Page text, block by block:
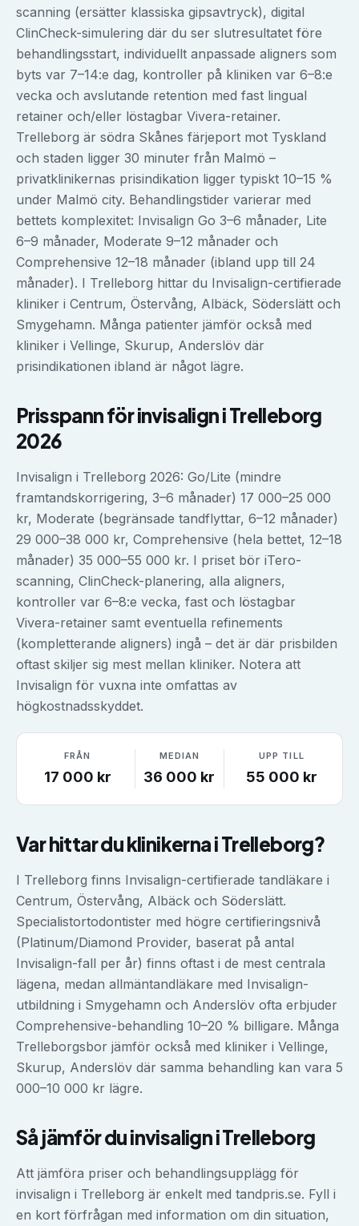
scanning (ersätter klassiska gipsavtryck), digital
ClinCheck-simulering där du ser slutresultatet före
behandlingsstart, individuellt anpassade aligners som
byts var 7–14:e dag, kontroller på kliniken var 6–8:e
vecka och avslutande retention med fast lingual
retainer och/eller löstagbar Vivera-retainer.
Trelleborg är södra Skånes färjeport mot Tyskland
och staden ligger 30 minuter från Malmö –
privatklinikernas prisindikation ligger typiskt 10–15 %
under Malmö city. Behandlingstider varierar med
bettets komplexitet: Invisalign Go 3–6 månader, Lite
6–9 månader, Moderate 9–12 månader och
Comprehensive 12–18 månader (ibland upp till 24
månader). I Trelleborg hittar du Invisalign-certifierade
kliniker i Centrum, Östervång, Albäck, Söderslätt och
Smygehamn. Många patienter jämför också med
kliniker i Vellinge, Skurup, Anderslöv där
prisindikationen ibland är något lägre.
Prisspann förinvisaligniTrelleborg
2026
Invisalign i Trelleborg 2026: Go/Lite (mindre
framtandskorrigering, 3–6 månader) 17 000–25 000
kr, Moderate (begränsade tandflyttar, 6–12 månader)
29 000–38 000 kr, Comprehensive (hela bettet, 12–18
månader) 35 000–55 000 kr. I priset bör iTero-
scanning, ClinCheck-planering, alla aligners,
kontroller var 6–8:e vecka, fast och löstagbar
Vivera-retainer samt eventuella refinements
(kompletterande aligners) ingå – det är där prisbilden
oftast skiljer sig mest mellan kliniker. Notera att
Invisalign för vuxna inte omfattas av
högkostnadsskyddet.
FRÅN
17 000 kr
MEDIAN
36 000 kr
UPP TILL
55 000 kr
Var hittar du klinikerna iTrelleborg?
I Trelleborg finns Invisalign-certifierade tandläkare i
Centrum, Östervång, Albäck och Söderslätt.
Specialistortodontister med högre certifieringsnivå
(Platinum/Diamond Provider, baserat på antal
Invisalign-fall per år) finns oftast i de mest centrala
lägena, medan allmäntandläkare med Invisalign-
utbildning i Smygehamn och Anderslöv ofta erbjuder
Comprehensive-behandling 10–20 % billigare. Många
Trelleborgsbor jämför också med kliniker i Vellinge,
Skurup, Anderslöv där samma behandling kan vara 5
000–10 000 kr lägre.
Så jämför duinvisaligniTrelleborg
Att jämföra priser och behandlingsupplägg för
invisalign i Trelleborg är enkelt med tandpris.se. Fyll i
en kort förfrågan med information om din situation,